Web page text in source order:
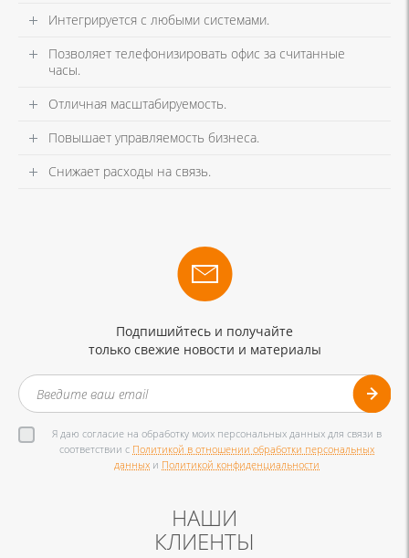
Интегрируется с любыми системами.
Позволяет телефонизировать офис за считанные
часы.
Отличная масштабируемость.
Повышает управляемость бизнеса.
Снижает расходы на связь.
Подпишийтесь и получайте
только свежие новости и материалы
Я даю согласие на обработку моих персональных данных для связи в
соответствии с Политикой в отношении обработки персональных
данных и Политикой конфиденциальности
НАШИ
КЛИЕНТЫ